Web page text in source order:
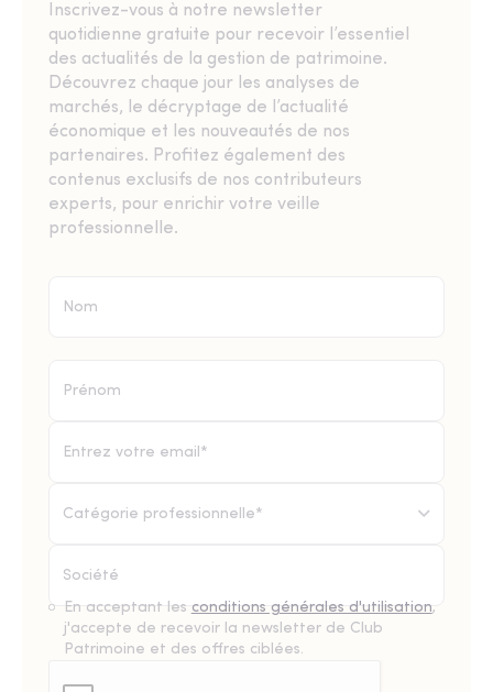
Inscrivez-vous à notre newsletter
quotidienne gratuite pour recevoir l’essentiel
des actualités de la gestion de patrimoine.
Découvrez chaque jour les analyses de
marchés, le décryptage de l’actualité
économique et les nouveautés de nos
partenaires. Profitez également des
contenus exclusifs de nos contributeurs
experts, pour enrichir votre veille
professionnelle.
Catégorie professionnelle*
En acceptant les conditions générales d'utilisation,
j'accepte de recevoir la newsletter de Club
Patrimoine et des offres ciblées.